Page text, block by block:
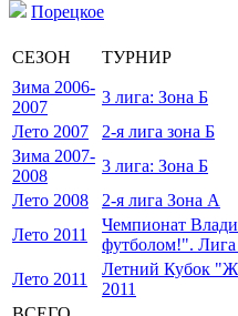
Порецкое
СЕЗОН ТУРНИР
Зима 2006-
2007
3 лига: Зона Б
Лето 2007
2-я лига зона Б
Зима 2007-
2008
3 лига: Зона Б
Лето 2008
2-я лига Зона А
Лето 2011
Чемпионат
футболом!".
Лето 2011
Летний Кубок
2011